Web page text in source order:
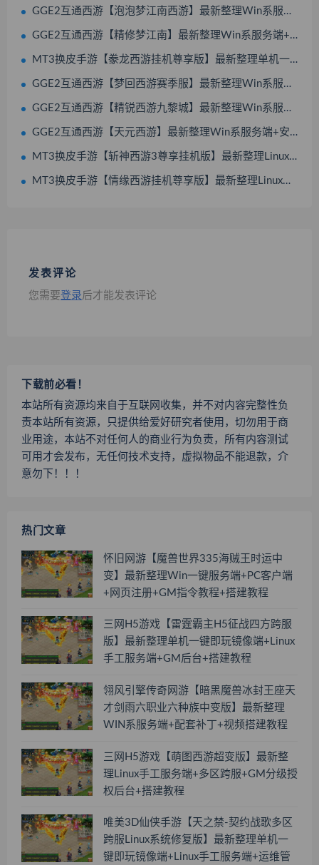
GGE2互通西游【泡泡梦江南西游】最新整理Win系服务端+安卓苹果PC三端互通+全套源码+搭建教程
GGE2互通西游【精修梦江南】最新整理Win系服务端+安卓苹果PC三端互通+全套源码+视频搭建教程
MT3换皮手游【豢龙西游挂机尊享版】最新整理单机一键即玩镜像服务端+Linux手工服务端+源码+安卓苹果双端+GM后台+搭建教程
GGE2互通西游【梦回西游赛季服】最新整理Win系服务端+安卓PC双端互通+GM工具+全套源码+搭建教程
GGE2互通西游【精锐西游九黎城】最新整理Win系服务端+安卓PC双端互通+全套源码+搭建教程
GGE2互通西游【天元西游】最新整理Win系服务端+安卓苹果PC三端互通+攻略+全套源码+搭建教程
MT3换皮手游【斩神西游3尊享挂机版】最新整理Linux手工服务端+安卓苹果双端+GM后台+全套源码+搭建教程
MT3换皮手游【情缘西游挂机尊享版】最新整理Linux手工服务端+安卓苹果双端+GM后台+全套源码+搭建教程
发表评论
您需要登录后才能发表评论
下载前必看！
本站所有资源均来自于互联网收集，并不对内容完整性负
责本站所有资源，只提供给爱好研究者使用，切勿用于商
业用途，本站不对任何人的商业行为负责，所有内容测试
可用才会发布，无任何技术支持，虚拟物品不能退款，介
意勿下！！！
热门文章
怀旧网游【魔兽世界335海贼王时运中
变】最新整理Win一键服务端+PC客户端
+网页注册+GM指令教程+搭建教程
三网H5游戏【雷霆霸主H5征战四方跨服
版】最新整理单机一键即玩镜像端+Linux
手工服务端+GM后台+搭建教程
翎风引擎传奇网游【暗黑魔兽冰封王座天
才剑雨六职业六种族中变版】最新整理
WIN系服务端+配套补丁+视频搭建教程
三网H5游戏【萌图西游超变版】最新整
理Linux手工服务端+多区跨服+GM分级授
权后台+搭建教程
唯美3D仙侠手游【天之禁-契约战歌多区
跨服Linux系统修复版】最新整理单机一
键即玩镜像端+Linux手工服务端+运维管